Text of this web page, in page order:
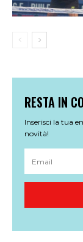
RESTA IN
Inserisci la tua
novità!